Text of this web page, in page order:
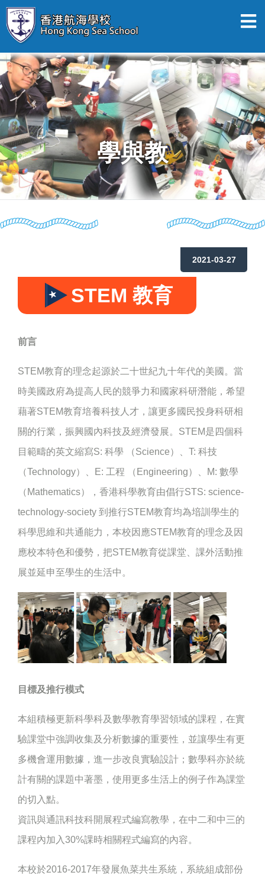
學與教
2021-03-27
STEM 教育
前言
STEM教育的理念起源於二十世紀九十年代的美國。當
時美國政府為提高人民的競爭力和國家科研潛能，希望
藉著STEM教育培養科技人才，讓更多國民投身科研相
關的行業，振興國內科技及經濟發展。STEM是四個科
目範疇的英文縮寫S: 科學 （Science）、T: 科技
（Technology）、E: 工程 （Engineering）、M: 數學
（Mathematics），香港科學教育由倡行STS: science-
technology-society 到推行STEM教育均為堷訓學生的
科學思維和共通能力，本校因應STEM教育的理念及因
應校本特色和優勢，把STEM教育從課堂、課外活動推
展並延申至學生的生活中。
目標及推行模式
本組積極更新科學科及數學教育學習領域的課程，在實
驗課堂中強調收集及分析數據的重要性，並讓學生有更
多機會運用數據，進一步改良實驗設計；數學科亦於統
計有關的課題中著墨，使用更多生活上的例子作為課堂
的切入點。
資訊與通訊科技科開展程式編寫教學，在中二和中三的
課程內加入30%課時相關程式編寫的內容。
本校於2016-2017年發展魚菜共生系統，系統組成部份